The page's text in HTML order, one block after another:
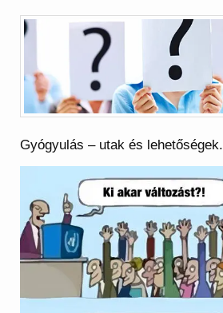
Gyógyulás – utak és lehetőségek.